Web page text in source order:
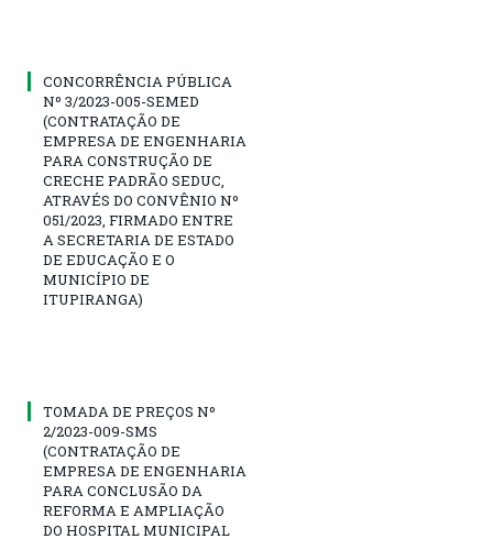
CONCORRÊNCIA PÚBLICA
Nº 3/2023-005-SEMED
(CONTRATAÇÃO DE
EMPRESA DE ENGENHARIA
PARA CONSTRUÇÃO DE
CRECHE PADRÃO SEDUC,
ATRAVÉS DO CONVÊNIO Nº
051/2023, FIRMADO ENTRE
A SECRETARIA DE ESTADO
DE EDUCAÇÃO E O
MUNICÍPIO DE
ITUPIRANGA)
TOMADA DE PREÇOS Nº
2/2023-009-SMS
(CONTRATAÇÃO DE
EMPRESA DE ENGENHARIA
PARA CONCLUSÃO DA
REFORMA E AMPLIAÇÃO
DO HOSPITAL MUNICIPAL